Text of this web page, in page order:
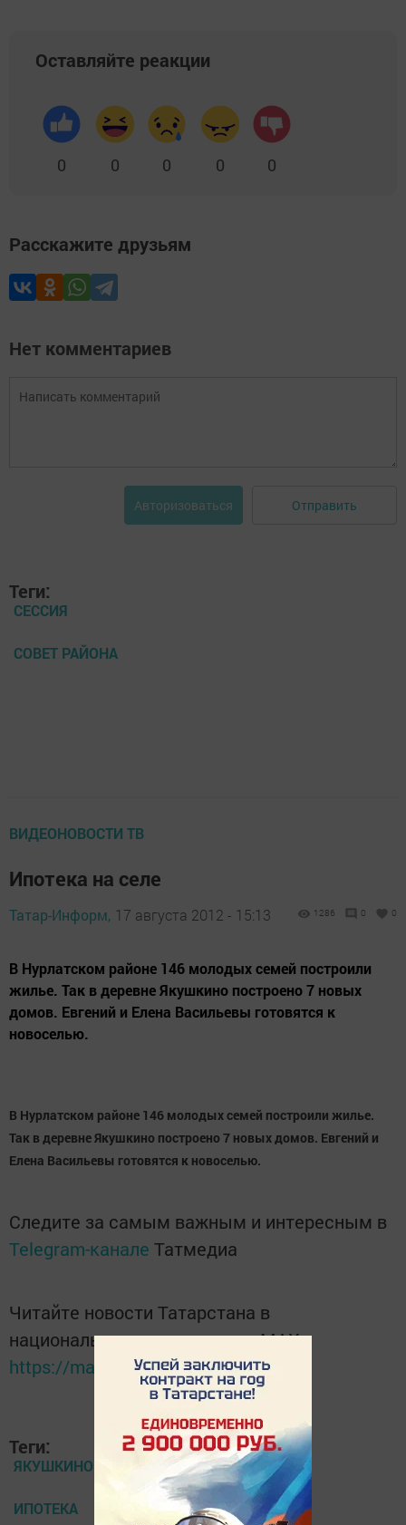
Оставляйте реакции
0 0 0 0 0
Расскажите друзьям
Нет комментариев
Авторизоваться Отправить
Теги:
СЕССИЯ
СОВЕТ РАЙОНА
ВИДЕОНОВОСТИ ТВ
Ипотека на селе
Татар-Информ, 17 августа 2012 - 15:13 1286 0 0
В Нурлатском районе 146 молодых семей построили
жилье. Так в деревне Якушкино построено 7 новых
домов. Евгений и Елена Васильевы готовятся к
новоселью.
В Нурлатском районе 146 молодых семей построили жилье.
Так в деревне Якушкино построено 7 новых домов. Евгений и
Елена Васильевы готовятся к новоселью.
Следите за самым важным и интересным в
Telegram-канале Татмедиа
Читайте новости Татарстана в
национальном мессенджере MАХ:
https://max.ru/tatmedia
Теги:
ЯКУШКИНО
ИПОТЕКА